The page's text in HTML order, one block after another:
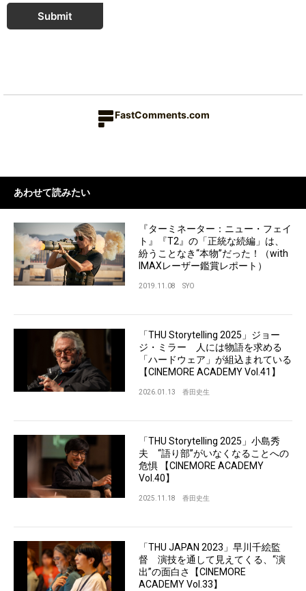
Submit
FastComments.com
あわせて読みたい
『ターミネーター：ニュー・フェイ
ト』『T2』の「正統な続編」は、
紛うことなき“本物”だった！（with
IMAXレーザー鑑賞レポート）
2019.11.08 SYO
「THU Storytelling 2025」ジョー
ジ・ミラー 人には物語を求める
「ハードウェア」が組込まれている
【CINEMORE ACADEMY Vol.41】
2026.01.13 香田史生
「THU Storytelling 2025」小島秀
夫 “語り部”がいなくなることへの
危惧 【CINEMORE ACADEMY
Vol.40】
2025.11.18 香田史生
「THU JAPAN 2023」早川千絵監
督 演技を通して見えてくる、“演
出”の面白さ【CINEMORE
ACADEMY Vol.33】